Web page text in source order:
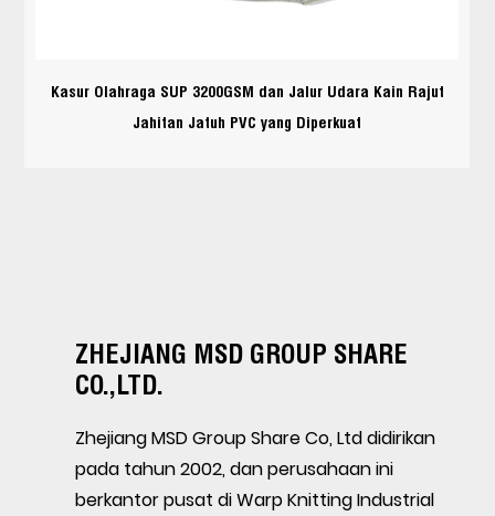
Kasur Olahraga SUP 3200GSM dan Jalur Udara Kain Rajut
Jahitan Jatuh PVC yang Diperkuat
ZHEJIANG MSD GROUP SHARE
CO.,LTD.
Zhejiang MSD Group Share Co, Ltd didirikan
pada tahun 2002, dan perusahaan ini
berkantor pusat di Warp Knitting Industrial